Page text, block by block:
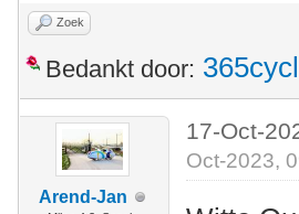
Zoek
Bedankt door:
Arend-Jan
17-Oct-
Oct-2023,